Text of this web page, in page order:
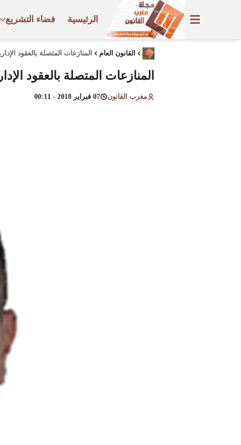
الرئيسية فضاء التشريع
القانون العام المنازعات المتصلة بالعقود
المنازعات المتصلة بالعقود
مغرب القانون 07 فبراير 2018 - 00:11